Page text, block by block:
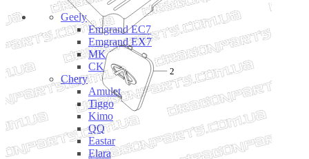
Geely
Emgrand EC7
Emgrand EX7
MK
CK
Chery
Amulet
Tiggo
Kimo
QQ
Eastar
Elara
2